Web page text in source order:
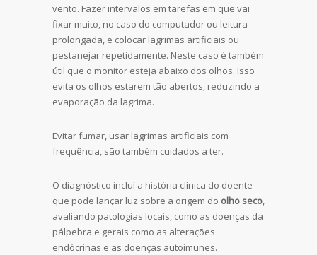
vento. Fazer intervalos em tarefas em que vai
fixar muito, no caso do computador ou leitura
prolongada, e colocar lagrimas artificiais ou
pestanejar repetidamente. Neste caso é também
útil que o monitor esteja abaixo dos olhos. Isso
evita os olhos estarem tão abertos, reduzindo a
evaporação da lagrima.
Evitar fumar, usar lagrimas artificiais com
frequência, são também cuidados a ter.
O diagnóstico incluí a história clínica do doente
que pode lançar luz sobre a origem do olho seco,
avaliando patologias locais, como as doenças da
pálpebra e gerais como as alterações
endócrinas e as doenças autoimunes.